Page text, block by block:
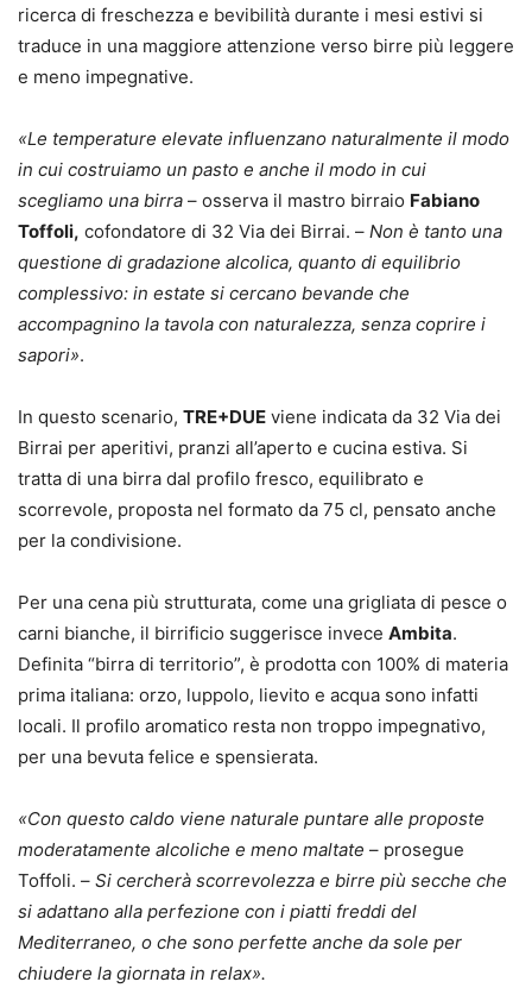
ricerca di freschezza e bevibilità durante i mesi estivi si
traduce in una maggiore attenzione verso birre più leggere
e meno impegnative.
«Le temperature elevate influenzano naturalmente il modo
in cui costruiamo un pasto e anche il modo in cui
scegliamo una birra – osserva il mastro birraio Fabiano
Toffoli, cofondatore di 32 Via dei Birrai. – Non è tanto una
questione di gradazione alcolica, quanto di equilibrio
complessivo: in estate si cercano bevande che
accompagnino la tavola con naturalezza, senza coprire i
sapori».
In questo scenario, TRE+DUE viene indicata da 32 Via dei
Birrai per aperitivi, pranzi all’aperto e cucina estiva. Si
tratta di una birra dal profilo fresco, equilibrato e
scorrevole, proposta nel formato da 75 cl, pensato anche
per la condivisione.
Per una cena più strutturata, come una grigliata di pesce o
carni bianche, il birrificio suggerisce invece Ambita.
Definita “birra di territorio”, è prodotta con 100% di materia
prima italiana: orzo, luppolo, lievito e acqua sono infatti
locali. Il profilo aromatico resta non troppo impegnativo,
per una bevuta felice e spensierata.
«Con questo caldo viene naturale puntare alle proposte
moderatamente alcoliche e meno maltate – prosegue
Toffoli. – Si cercherà scorrevolezza e birre più secche che
si adattano alla perfezione con i piatti freddi del
Mediterraneo, o che sono perfette anche da sole per
chiudere la giornata in relax».